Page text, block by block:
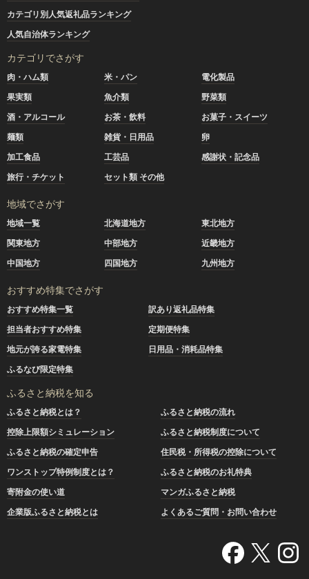
カテゴリ別人気返礼品ランキング
人気自治体ランキング
カテゴリでさがす
肉・ハム類 米・パン
電化製品
果実類
魚介類
野菜類
酒・アルコール
お茶・飲料
お菓子・スイーツ
麺類
雑貨・日用品
卵
加工食品
工芸品
感謝状・記念品
旅行・チケット
セット類 その他
地域でさがす
地域一覧 北海道地方
東北地方
関東地方
中部地方
近畿地方
中国地方
四国地方 九州地方
おすすめ特集でさがす
おすすめ特集一覧
訳あり返礼品特集
担当者おすすめ特集
定期便特集
地元が誇る家電特集
日用品・消耗品特集
ふるなび限定特集
ふるさと納税を知る
ふるさと納税とは？
ふるさと納税の流れ
控除上限額シミュレーション
ふるさと納税制度について
ふるさと納税の確定申告
住民税・所得税の控除について
ワンストップ特例制度とは？
ふるさと納税のお礼特典
寄附金の使い道
マンガふるさと納税
企業版ふるさと納税とは
よくあるご質問・お問い合わせ